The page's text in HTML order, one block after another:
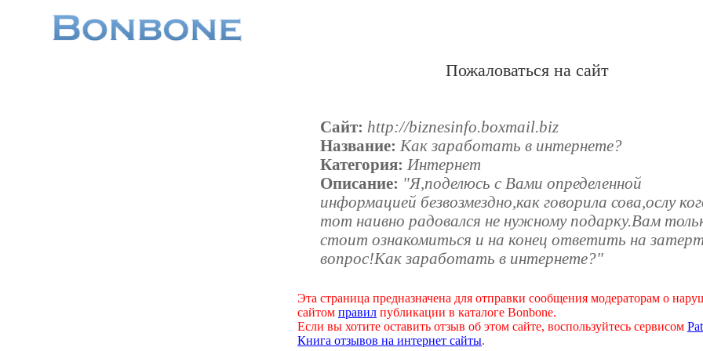
Пожаловаться на сайт
Сайт: http://biznesinfo.boxmail.biz
Название: Как заработать в интернете?
Категория: Интернет
Описание: "Я,поделюсь с Вами определенной
информацией безвозмездно,как говорила сова,ослу
тот наивно радовался не нужному подарку.Вам
стоит ознакомиться и на конец ответить на
вопрос!Как заработать в интернете?"
Эта страница предназначена для отправки сообщения модераторам о
сайтом правил публикации в каталоге Bonbone.
Если вы хотите оставить отзыв об этом сайте, воспользуйтесь сервисом
Книга отзывов на интернет сайты.